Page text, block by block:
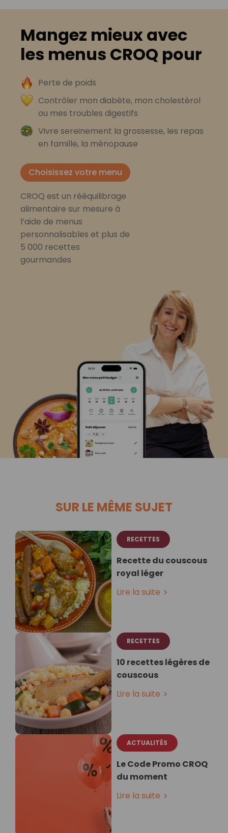
Mangez mieux avec
les menus CROQ pour
Perte de poids
Contrôler mon diabète, mon cholestérol
ou mes troubles digestifs
Vivre sereinement la grossesse, les repas
en famille, la ménopause
Choisissez votre menu
CROQ est un rééquilibrage
alimentaire sur mesure à
l’aide de menus
personnalisables et plus de
5 000 recettes
gourmandes
SUR LE MÊME SUJET
RECETTES
Recette du couscous
royal léger
Lire la suite
RECETTES
10 recettes légères de
couscous
Lire la suite
ACTUALITÉS
Le Code Promo CROQ
du moment
Lire la suite